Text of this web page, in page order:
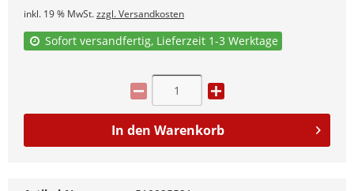
inkl. 19 % MwSt.zzgl. Versandkosten
Sofort versandfertig, Lieferzeit 1-3 Werktage
In den Warenkorb